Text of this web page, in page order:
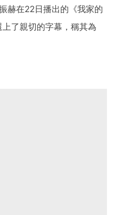
赫在22日播出的《我家的
了親切的字幕，稱其為